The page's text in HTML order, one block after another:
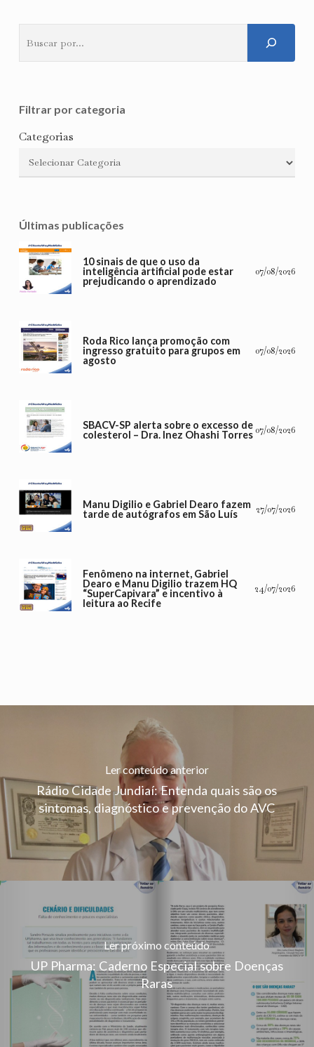
Filtrar por categoria
Categorias
Últimas publicações
10 sinais de que o uso da
inteligência artificial pode estar
prejudicando o aprendizado
07/08/2026
Roda Rico lança promoção com
ingresso gratuito para grupos em
agosto
07/08/2026
SBACV-SP alerta sobre o excesso de
colesterol – Dra. Inez Ohashi Torres 07/08/2026
Manu Digilio e Gabriel Dearo fazem
tarde de autógrafos em São Luís
27/07/2026
Fenômeno na internet, Gabriel
Dearo e Manu Digilio trazem HQ
“SuperCapivara” e incentivo à
leitura ao Recife
24/07/2026
Ler conteúdo anterior
Rádio Cidade Jundiaí: Entenda quais são os
sintomas, diagnóstico e prevenção do AVC
Ler próximo conteúdo
UP Pharma: Caderno Especial sobre Doenças
Raras